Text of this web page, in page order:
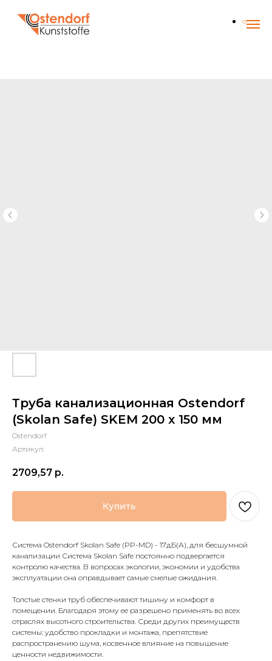
Труба канализационная Ostendorf
(Skolan Safe) SKEM 200 x 150 мм
Ostendorf
Артикул:
2709,57 р.
Купить
Система Ostendorf Skolan Safe (PP-MD) - 17дБ(А), для бесшумной
канализации Система Skolan Safe постоянно подвергается
контролю качества. В вопросах экологии, экономии и удобства
эксплуатации она оправдывает самые смелые ожидания.
Толстые стенки труб обеспечивают тишину и комфорт в
помещении. Благодаря этому ее разрешено применять во всех
отраслях высотного строительства. Среди других преимуществ
системы: удобство прокладки и монтажа, препятствие
распространению шума, косвенное влияние на повышение
ценности недвижимости.